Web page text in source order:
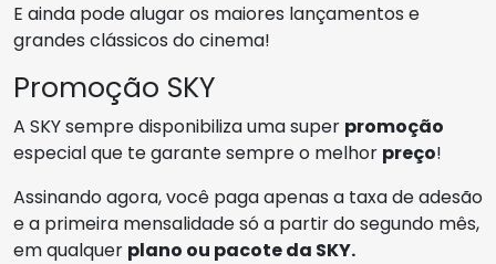
E ainda pode alugar os maiores lançamentos e
grandes clássicos do cinema!
Promoção SKY
A SKY sempre disponibiliza uma super promoção
especial que te garante sempre o melhor preço!
Assinando agora, você paga apenas a taxa de adesão
e a primeira mensalidade só a partir do segundo mês,
em qualquer plano ou pacote da SKY.